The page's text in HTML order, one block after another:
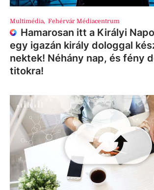
Multimédia, Fehérvár Médiacentrum
Hamarosan itt a Királyi
egy igazán király dologgal
nektek! Néhány nap, és fény
titokra!